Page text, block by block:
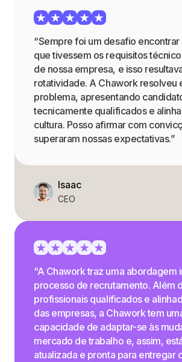
“Sempre foi um desafio
que tivessem os requisitos
de nossa empresa, e isso
rotatividade. A Chawork resolveu
problema, apresentando
tecnicamente qualificados e
cultura. Posso afirmar com
superaram nossas expectativas.”
Isaac
CEO
“A Chawork traz uma abordagem
processo de recrutamento. Além
profissionais qualificados e
das empresas, a Chawork tem
capacidade de adaptar-se às
mercado de trabalho e, assim,
atualizada e pronta para entregar